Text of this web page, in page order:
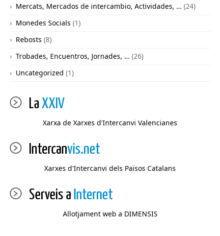
Mercats, Mercados de intercambio, Actividades, … (24)
Monedes Socials (1)
Rebosts (8)
Trobades, Encuentros, Jornades, … (26)
Uncategorized (1)
La XXIV
Xarxa de Xarxes d'Intercanvi Valencianes
Intercanvis.net
Xarxes d'Intercanvi dels Països Catalans
Serveis a Internet
Allotjament web a DIMENSIS